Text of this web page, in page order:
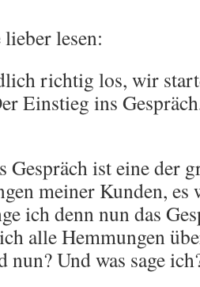
lesen:
richtig los, wir
Einstieg ins
Gespräch ist eine der
meiner Kunden,
ich denn nun das
alle Hemmungen
nun? Und was sage